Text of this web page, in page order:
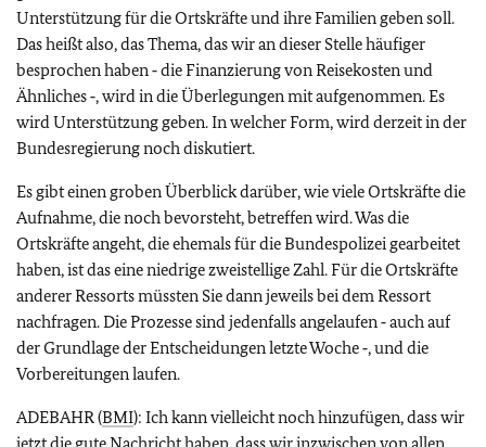
Unterstützung für die Ortskräfte und ihre Familien geben soll.
Das heißt also, das Thema, das wir an dieser Stelle häufiger
besprochen haben ‑ die Finanzierung von Reisekosten und
Ähnliches ‑, wird in die Überlegungen mit aufgenommen. Es
wird Unterstützung geben. In welcher Form, wird derzeit in der
Bundesregierung noch diskutiert.
Es gibt einen groben Überblick darüber, wie viele Ortskräfte die
Aufnahme, die noch bevorsteht, betreffen wird. Was die
Ortskräfte angeht, die ehemals für die Bundespolizei gearbeitet
haben, ist das eine niedrige zweistellige Zahl. Für die Ortskräfte
anderer Ressorts müssten Sie dann jeweils bei dem Ressort
nachfragen. Die Prozesse sind jedenfalls angelaufen ‑ auch auf
der Grundlage der Entscheidungen letzte Woche ‑, und die
Vorbereitungen laufen.
ADEBAHR (BMI): Ich kann vielleicht noch hinzufügen, dass wir